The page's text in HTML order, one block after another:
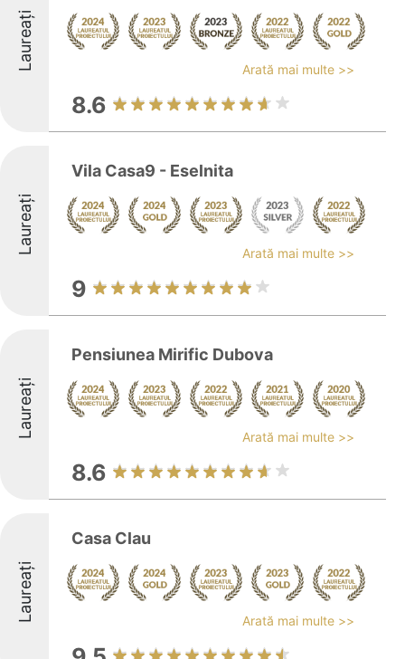
Laureați Arată mai multe >>
8.6
Laureați
Vila Casa9 - Eselnita
Arată mai multe >>
9
Laureați
Pensiunea Mirific Dubova
Arată mai multe >>
8.6
Laureați
Casa Clau
Arată mai multe >>